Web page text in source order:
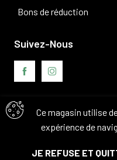
Bons de réduction
Ce magasin utilise
expérience de
JE REFUSE ET
Suivez-Nous
Avis clients